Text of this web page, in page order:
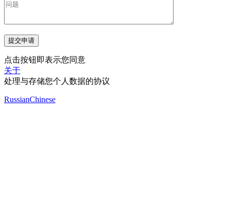
点击按钮即表示您同意
关于
处理与存储您个人数据的协议
RussianChinese